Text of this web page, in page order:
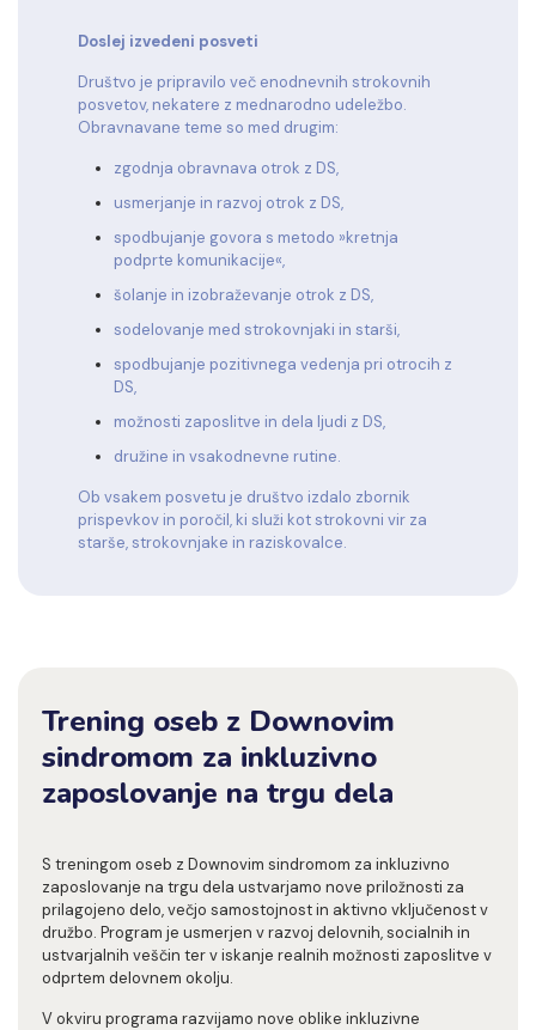
Doslej izvedeni posveti
Društvo je pripravilo več enodnevnih strokovnih
posvetov, nekatere z mednarodno udeležbo.
Obravnavane teme so med drugim:
zgodnja obravnava otrok z DS,
usmerjanje in razvoj otrok z DS,
spodbujanje govora s metodo »kretnja
podprte komunikacije«,
šolanje in izobraževanje otrok z DS,
sodelovanje med strokovnjaki in starši,
spodbujanje pozitivnega vedenja pri otrocih z
DS,
možnosti zaposlitve in dela ljudi z DS,
družine in vsakodnevne rutine.
Ob vsakem posvetu je društvo izdalo zbornik
prispevkov in poročil, ki služi kot strokovni vir za
starše, strokovnjake in raziskovalce.
Trening oseb z Downovim
sindromom za inkluzivno
zaposlovanje na trgu dela
S treningom oseb z Downovim sindromom za inkluzivno
zaposlovanje na trgu dela ustvarjamo nove priložnosti za
prilagojeno delo, večjo samostojnost in aktivno vključenost v
družbo. Program je usmerjen v razvoj delovnih, socialnih in
ustvarjalnih veščin ter v iskanje realnih možnosti zaposlitve v
odprtem delovnem okolju.
V okviru programa razvijamo nove oblike inkluzivne